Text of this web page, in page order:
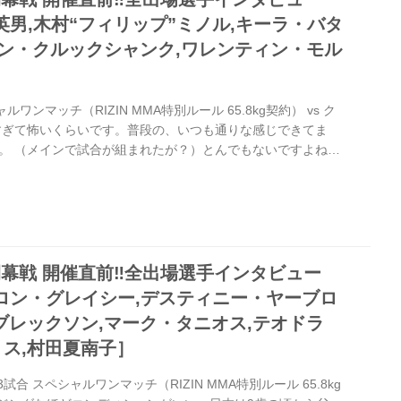
男,木村“フィリップ”ミノル,キーラ・バタ
・クルックシャンク,ワレンティン・モル
ルワンマッチ（RIZIN MMA特別ルール 65.8kg契約） vs ク
て怖いくらいです。普段の、いつも通りな感じできてま
（メインで試合が組まれたが？）とんでもないですよね。
戦 開催直前‼︎全出場選手インタビュー
ン・グレイシー,デスティニー・ヤーブロ
レックソン,マーク・タニオス,テオドラ
,村田夏南子］
合 スペシャルワンマッチ（RIZIN MMA特別ルール 65.8kg